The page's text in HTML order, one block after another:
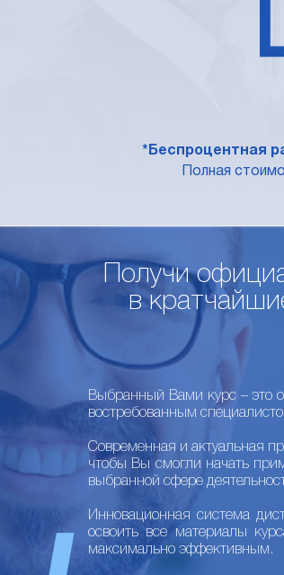
*Беспроцентная
Полная
Получи
в
Выбранный Вами курс – это
востребованным
Современная и актуальная
чтобы Вы смогли начать
выбранной сфере
Инновационная система
освоить все материалы
максимально эффективным.